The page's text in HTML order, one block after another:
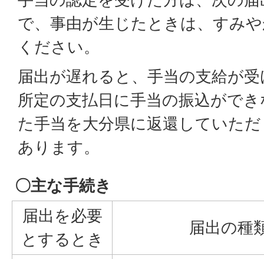
で、事由が生じたときは、すみ
ください。
届出が遅れると、手当の支給が
所定の支払日に手当の振込がで
た手当を大分県に返還していた
あります。
〇主な手続き
届出を必要
とするとき
届出の種